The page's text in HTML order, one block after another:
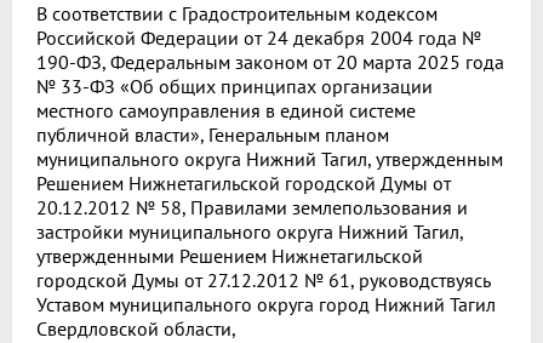
В соответствии с Градостроительным кодексом
Российской Федерации от 24 декабря 2004 года №
190-ФЗ, Федеральным законом от 20 марта 2025 года
№ 33-ФЗ «Об общих принципах организации
местного самоуправления в единой системе
публичной власти», Генеральным планом
муниципального округа Нижний Тагил, утвержденным
Решением Нижнетагильской городской Думы от
20.12.2012 № 58, Правилами землепользования и
застройки муниципального округа Нижний Тагил,
утвержденными Решением Нижнетагильской
городской Думы от 27.12.2012 № 61, руководствуясь
Уставом муниципального округа город Нижний Тагил
Свердловской области,